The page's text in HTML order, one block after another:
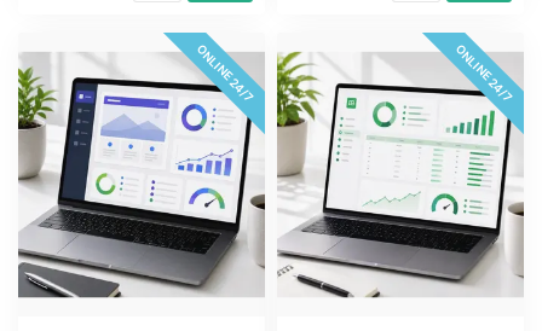
ONLINE 24/7 ONLINE 24/7